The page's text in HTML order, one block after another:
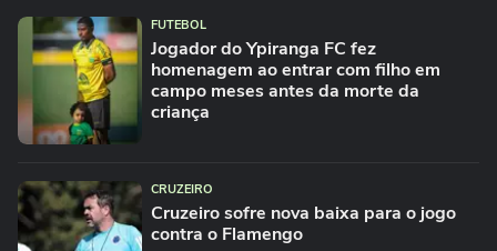
FUTEBOL
Jogador do Ypiranga FC fez
homenagem ao entrar com filho em
campo meses antes da morte da
criança
CRUZEIRO
Cruzeiro sofre nova baixa para o jogo
contra o Flamengo